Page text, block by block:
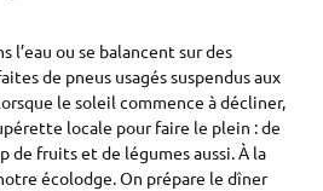
l’eau ou se balancent sur des
de pneus usagés suspendus aux
le soleil commence à décliner,
locale pour faire le plein : de
de fruits et de légumes aussi. À la
écolodge. On prépare le dîner